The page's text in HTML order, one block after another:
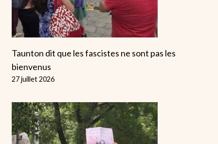
Taunton dit que les fascistes ne sont pas les
bienvenus
27 juillet 2026